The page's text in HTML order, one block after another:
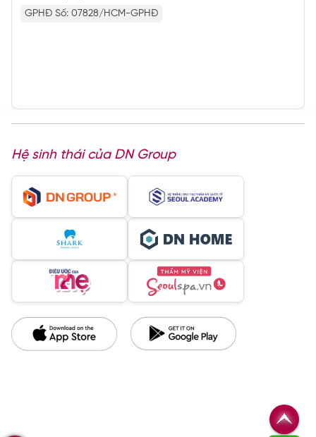
GPHĐ Số: 07828/HCM-GPHĐ
Hệ sinh thái của DN Group